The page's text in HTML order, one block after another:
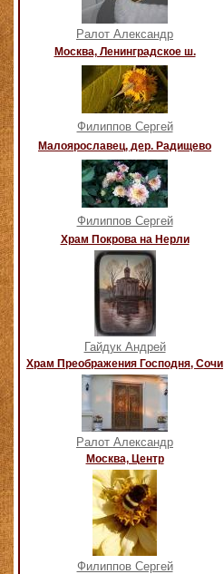
Ралот Александр
Москва, Ленинградское ш.
Филиппов Сергей
Малоярославец, дер. Радищево
Филиппов Сергей
Храм Покрова на Нерли
Гайдук Андрей
Храм Преображения Господня, Сочи
Ралот Александр
Москва, Центр
Филиппов Сергей